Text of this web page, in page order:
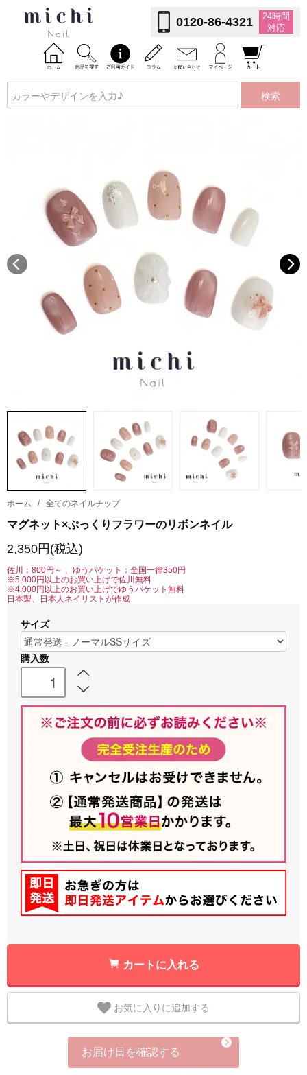
0120-86-4321
24時間
対応
検索
ホーム / 全てのネイルチップ
マグネット×ぷっくりフラワーのリボンネイル
2,350円(税込)
佐川：800円～ 、ゆうパケット：全国一律350円
※5,000円以上のお買い上げで佐川無料
※4,000円以上のお買い上げでゆうパケット無料
日本製、日本人ネイリストが作成
サイズ
購入数
カートに入れる
お気に入りに追加する
お届け日を確認する